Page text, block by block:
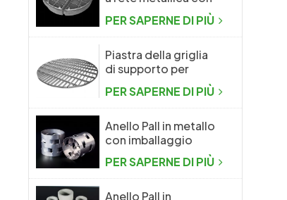
maglia
PER SAPERNE DI PIÙ
Piastra della griglia
di supporto per
l'imballaggio casuale
della colonna di
distillazione
PER SAPERNE DI PIÙ
Anello Pall in metallo
con imballaggio
casuale in metallo ad
alte prestazioni
PER SAPERNE DI PIÙ
Anello Pall in